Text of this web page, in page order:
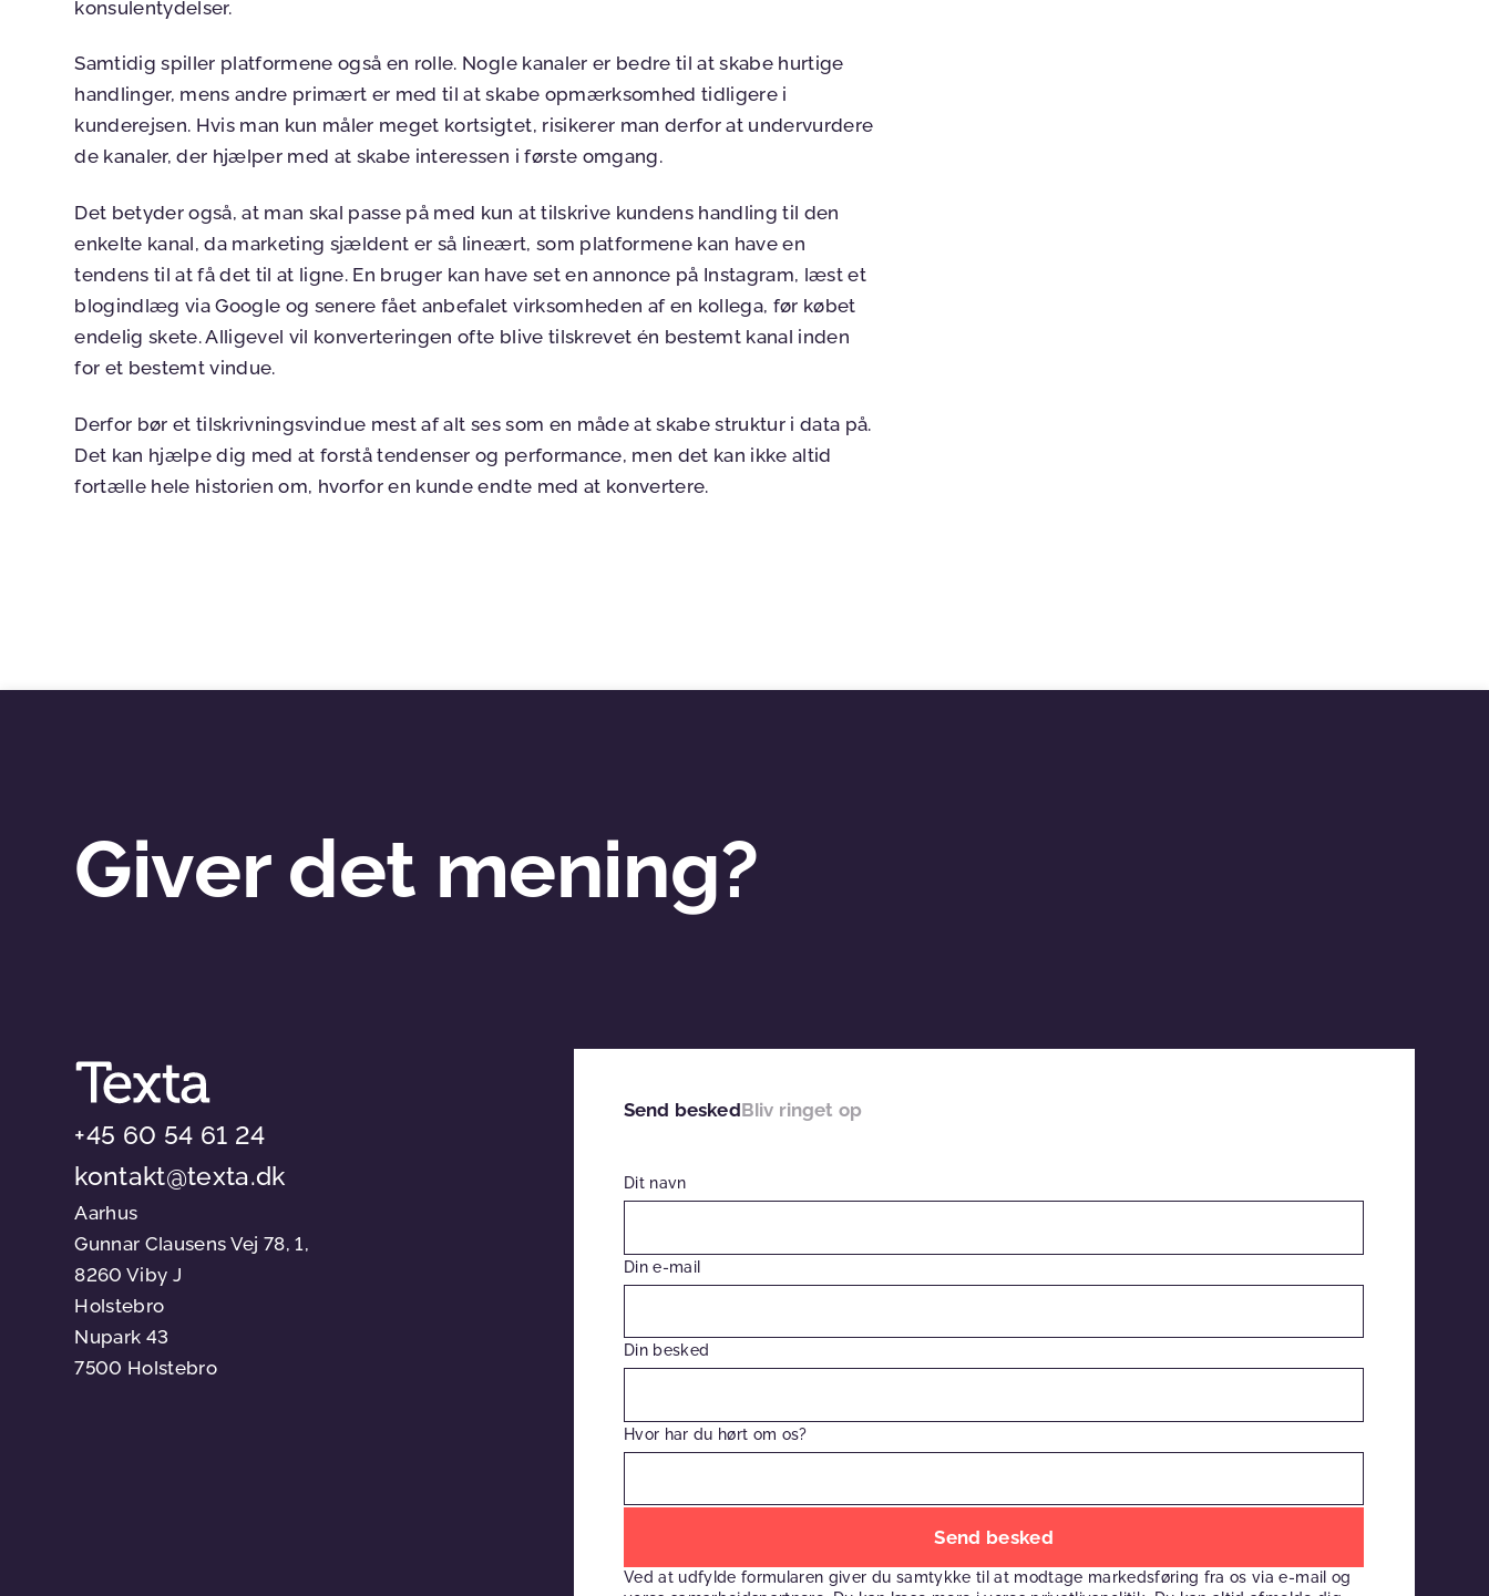
konsulentydelser.
Samtidig spiller platformene også en rolle. Nogle kanaler er bedre til at skabe hurtige
handlinger, mens andre primært er med til at skabe opmærksomhed tidligere i
kunderejsen. Hvis man kun måler meget kortsigtet, risikerer man derfor at undervurdere
de kanaler, der hjælper med at skabe interessen i første omgang.
Det betyder også, at man skal passe på med kun at tilskrive kundens handling til den
enkelte kanal, da marketing sjældent er så lineært, som platformene kan have en
tendens til at få det til at ligne. En bruger kan have set en annonce på Instagram, læst et
blogindlæg via Google og senere fået anbefalet virksomheden af en kollega, før købet
endelig skete. Alligevel vil konverteringen ofte blive tilskrevet én bestemt kanal inden
for et bestemt vindue.
Derfor bør et tilskrivningsvindue mest af alt ses som en måde at skabe struktur i data på.
Det kan hjælpe dig med at forstå tendenser og performance, men det kan ikke altid
fortælle hele historien om, hvorfor en kunde endte med at konvertere.
Giver det mening?
Send beskedBliv ringet op
Dit navn
Din e-mail
Din besked
Hvor har du hørt om os?
dette
Ved at udfylde formularen giver du samtykke til at modtage markedsføring fra os via e-mail og
+45 60 54 61 24
kontakt@texta.dk
Aarhus
Gunnar Clausens Vej 78, 1,
8260 Viby J
Holstebro
Nupark 43
7500 Holstebro